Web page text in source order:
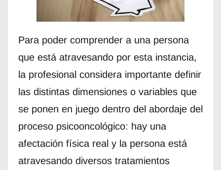
Para poder comprender a una persona
que está atravesando por esta instancia,
la profesional considera importante definir
las distintas dimensiones o variables que
se ponen en juego dentro del abordaje del
proceso psicooncológico: hay una
afectación física real y la persona está
atravesando diversos tratamientos